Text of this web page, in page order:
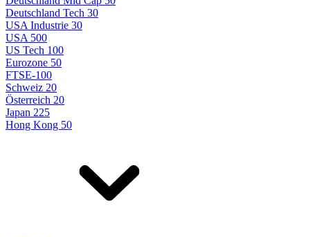
Deutschland Tech 30
USA Industrie 30
USA 500
US Tech 100
Eurozone 50
FTSE-100
Schweiz 20
Österreich 20
Japan 225
Hong Kong 50